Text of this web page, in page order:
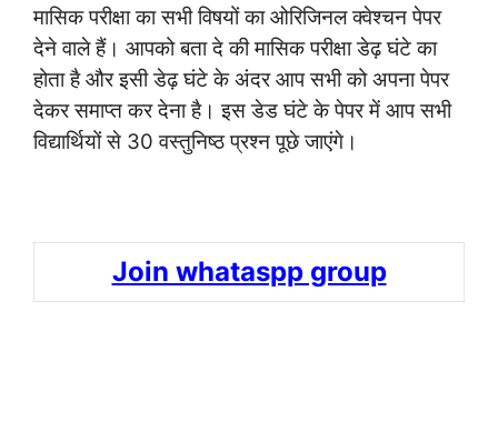
मासिक परीक्षा का सभी विषयों का ओरिजिनल क्वेश्चन पेपर
देने वाले हैं। आपको बता दे की मासिक परीक्षा डेढ़ घंटे का
होता है और इसी डेढ़ घंटे के अंदर आप सभी को अपना पेपर
देकर समाप्त कर देना है। इस डेड घंटे के पेपर में आप सभी
विद्यार्थियों से 30 वस्तुनिष्ठ प्रश्न पूछे जाएंगे।
Join whataspp group